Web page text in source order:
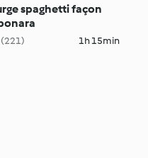
spaghetti façon
(221) 1h 15min